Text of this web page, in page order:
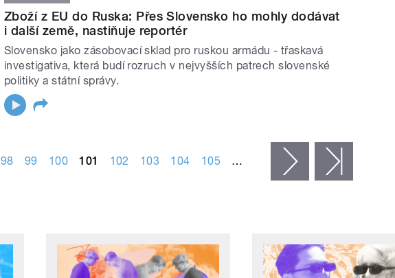
Zboží z EU do Ruska: Přes Slovensko ho mohly dodávat
i další země, nastiňuje reportér
Slovensko jako zásobovací sklad pro ruskou armádu - třaskavá
investigativa, která budí rozruch v nejvyšších patrech slovenské
politiky a státní správy.
98 99 100 101 102 103 104 105 … následující ›